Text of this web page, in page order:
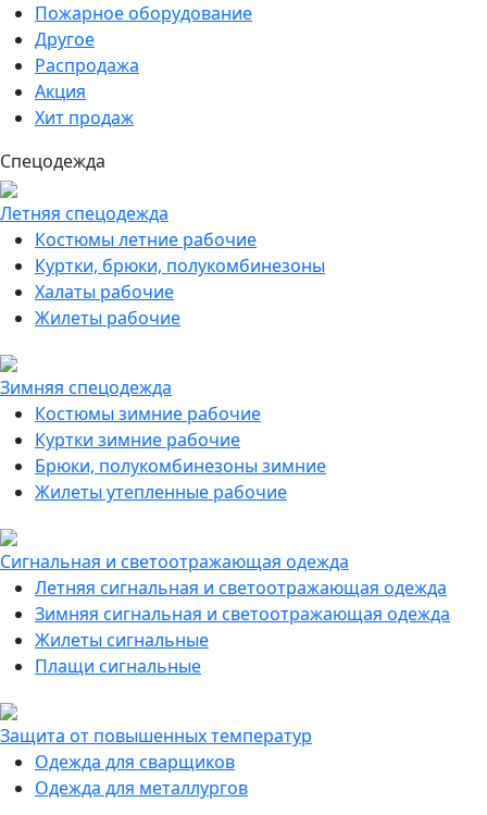
Пожарное оборудование
Другое
Распродажа
Акция
Хит продаж
Спецодежда
Летняя спецодежда
Костюмы летние рабочие
Куртки, брюки, полукомбинезоны
Халаты рабочие
Жилеты рабочие
Зимняя спецодежда
Костюмы зимние рабочие
Куртки зимние рабочие
Брюки, полукомбинезоны зимние
Жилеты утепленные рабочие
Сигнальная и светоотражающая одежда
Летняя сигнальная и светоотражающая одежда
Зимняя сигнальная и светоотражающая одежда
Жилеты сигнальные
Плащи сигнальные
Защита от повышенных температур
Одежда для сварщиков
Одежда для металлургов